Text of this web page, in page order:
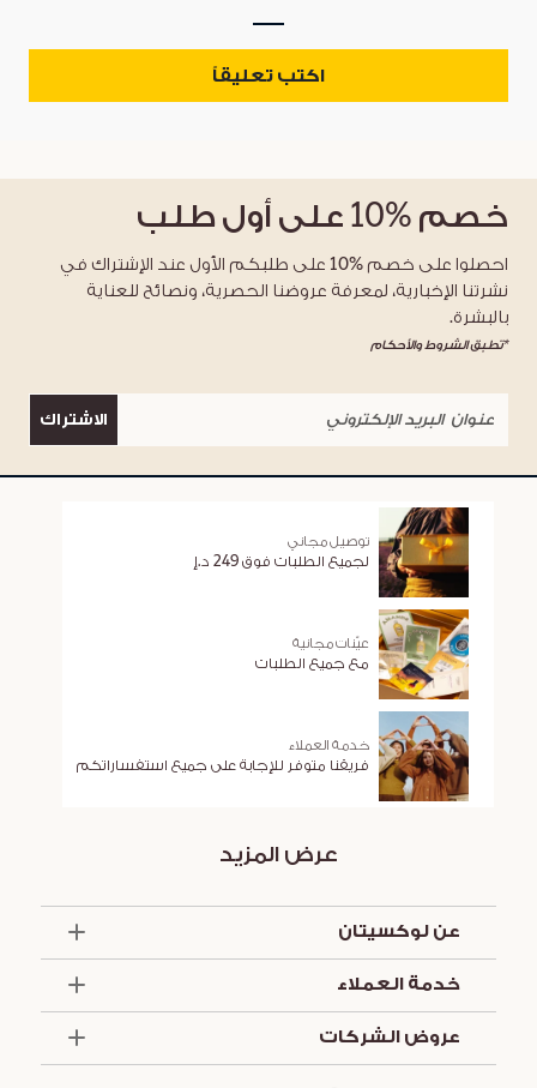
اكتب تعليقاً
خصم %10 على أول طلب
احصلوا على خصم %10 على طلبكم الأول عند الإشتراك في
نشرتنا الإخبارية، لمعرفة عروضنا الحصرية، ونصائح للعناية
بالبشرة.
*تطبق الشروط والأحكام
الاشتراك
توصيل مجاني
لجميع الطلبات فوق 249 د.إ
عيّنات مجانية
مع جميع الطلبات
خدمة العملاء
فريقنا متوفر للإجابة على جميع استفساراتكم
عرض المزيد
عن لوكسيتان
العروض والخدمات
تركيبة لوكسيتان
خدمة العملاء
الشروط والأحكام
عروض الشركات